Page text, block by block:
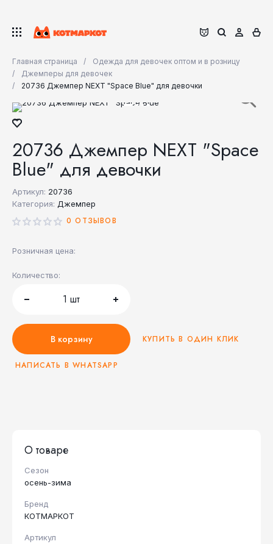
Главная страница
Одежда для девочек оптом и в розницу
Джемперы для девочек
20736 Джемпер NEXT "Space Blue" для девочки
20736 Джемпер NEXT "Space
Blue" для девочки
Артикул: 20736
Категория: Джемпер
0 ОТЗЫВОВ
Розничная цена:
Количество:
1 шт
В корзину КУПИТЬ В ОДИН КЛИК
НАПИСАТЬ В WHATSAPP
О товаре
Сезон
осень-зима
Бренд
КОТМАРКОТ
Артикул